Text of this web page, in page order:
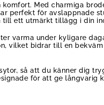
Med charmiga
perfekt för avslappnade
ett utmärkt tillägg i din
varma under kyligare
vilket bidrar till en bekväm
så att du känner dig
för att ge långvarig